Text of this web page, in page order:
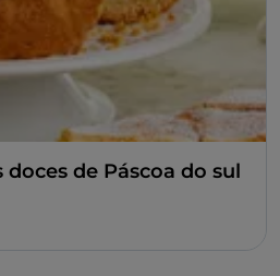
de Páscoa do sul